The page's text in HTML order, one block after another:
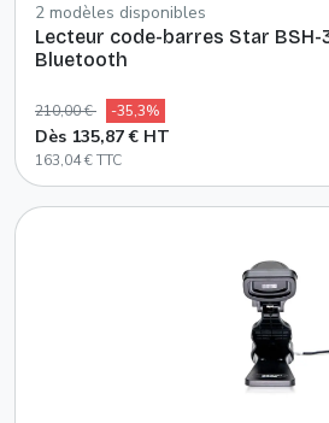
2 modèles disponibles
Lecteur code-barres Star BSH-
Bluetooth
210,00 € -35,3%
Dès 135,87 € HT
163,04 € TTC